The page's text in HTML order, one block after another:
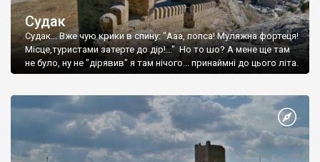
Судак
Судак... Вже чую крики в спину: "Ааа, попса! Муляжна фортеця!
Місце,туристами затерте до дір!..." Но то шо? А мене ще там
не було, ну не "дірявив" я там нічого... принаймні до цього літа.